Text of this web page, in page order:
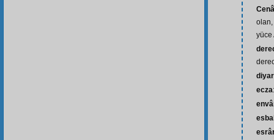
olan,
yüce
ecza